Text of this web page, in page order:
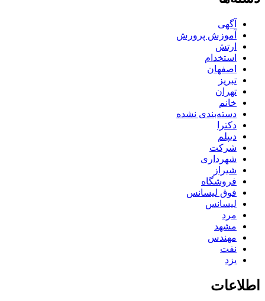
آگهی
آموزش پرورش
ارتش
استخدام
اصفهان
تبریز
تهران
خانم
دسته‌بندی نشده
دکترا
دیپلم
شرکت
شهرداری
شیراز
فروشگاه
فوق لیسانس
لیسانس
مرد
مشهد
مهندس
نفت
یزد
اطلاعات